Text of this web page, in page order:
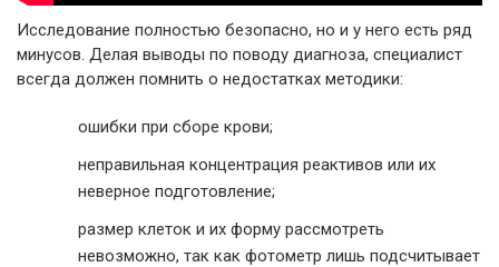
Исследование полностью безопасно, но и у него есть ряд
минусов. Делая выводы по поводу диагноза, специалист
всегда должен помнить о недостатках методики:
ошибки при сборе крови;
неправильная концентрация реактивов или их
неверное подготовление;
размер клеток и их форму рассмотреть
невозможно, так как фотометр лишь подсчитывает